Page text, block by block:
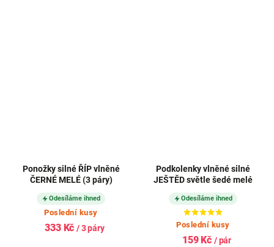
Ponožky silné ŘÍP vlněné
ČERNÉ MELÉ (3 páry)
Odesíláme ihned
Poslední kusy
333 Kč/ 3 páry
Podkolenky vlněné silné
JEŠTĚD světle šedé melé
Odesíláme ihned
Poslední kusy
159 Kč / pár